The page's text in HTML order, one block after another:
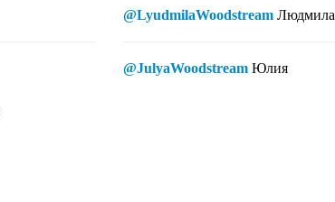
@LyudmilaWoodstream Людмила
@JulyaWoodstream Юлия